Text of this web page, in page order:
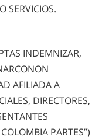
SERVICIOS.
INDEMNIZAR,
AFILIADA A
DIRECTORES,
PARTES”)